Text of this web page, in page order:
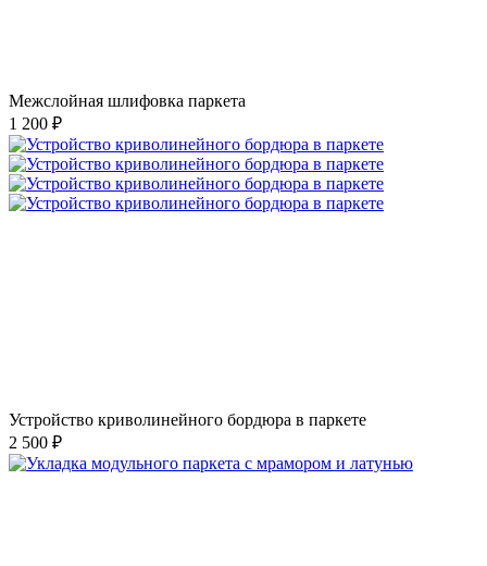
Межслойная шлифовка паркета
1 200 ₽
Устройство криволинейного бордюра в паркете
2 500 ₽